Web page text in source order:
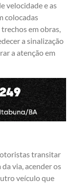
velocidade e as
colocadas
em obras,
a sinalização
a atenção em
transitar
via, acender os
veículo que